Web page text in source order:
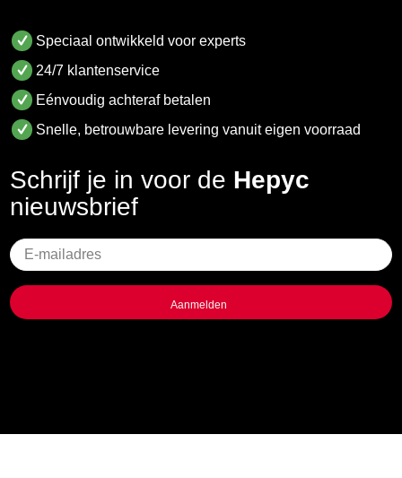
Speciaal ontwikkeld voor experts
24/7 klantenservice
Eénvoudig achteraf betalen
Snelle, betrouwbare levering vanuit eigen voorraad
Schrijf je in voor de Hepyc
nieuwsbrief
Geen
titel